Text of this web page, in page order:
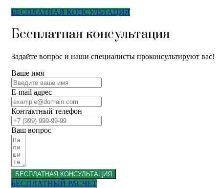
БЕСПЛАТНАЯ КОНСУЛЬТАЦИЯ
Бесплатная консультация
Задайте вопрос и наши специалисты проконсультируют вас!
Ваше имя
E-mail адрес
Контактный телефон
Ваш вопрос
БЕСПЛАТНАЯ КОНСУЛЬТАЦИЯ
БЕСПЛАТНЫЙ РАСЧЕТ